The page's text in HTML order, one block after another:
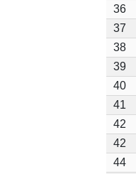
36
37
38
39
40
41
42
42
44